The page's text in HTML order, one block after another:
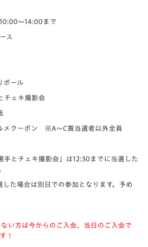
10:00～14:00まで
ス
ボール
チェキ撮影会
メクーポン ※A～C賞当選者以外全員
とチェキ撮影会」は12:30までに当選した
した場合は別日での参加となります。予め
い方は今からのご入会、当日のご入会で
！